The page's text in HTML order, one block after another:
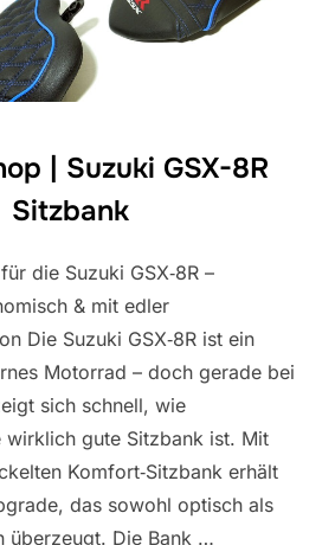
| Suzuki GSX-8R
Sitzbank
die Suzuki GSX‑8R –
& mit edler
Die Suzuki GSX‑8R ist ein
Motorrad – doch gerade bei
sich schnell, wie
wirklich gute Sitzbank ist. Mit
Komfort‑Sitzbank erhält
das sowohl optisch als
überzeugt. Die Bank …